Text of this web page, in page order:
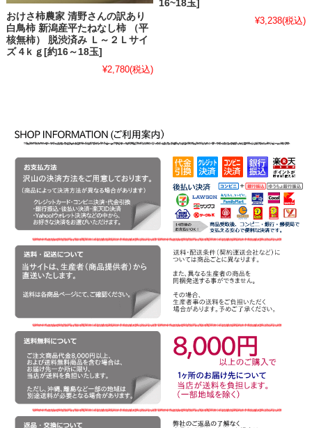
おけさ柿農家 清野さんの訳あり
白鳥柿 新潟産平たねなし柿 （平
核無柿） 脱渋済み Ｌ～２Ｌサイ
ズ 4ｋｇ[約16～18玉]
¥2,780(税込)
16~18玉]
¥3,238(税込)